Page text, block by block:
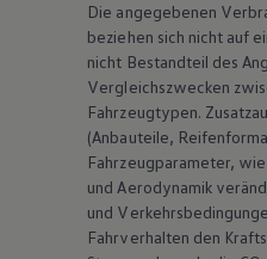
Die angegebenen
beziehen sich nicht auf
nicht Bestandteil des
Vergleichszwecken
Fahrzeugtypen.
(Anbauteile,
Fahrzeugparameter, wie
und Aerodynamik
und
Fahrverhalten den